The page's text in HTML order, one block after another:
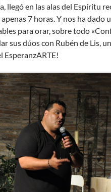
llegó en las alas del Espíritu
7 horas. Y nos ha dado
para orar, sobre todo
sus dúos con Rubén de Lis,
EsperanzARTE!